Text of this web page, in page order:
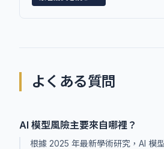
よくある質問
AI 模型風險主要來自哪裡？
根據 2025 年最新學術研究，AI 模